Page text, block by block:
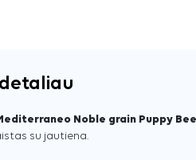
Noble grain Puppy
su jautiena.